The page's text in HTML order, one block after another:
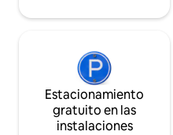
Estacionamiento
gratuito en las
instalaciones